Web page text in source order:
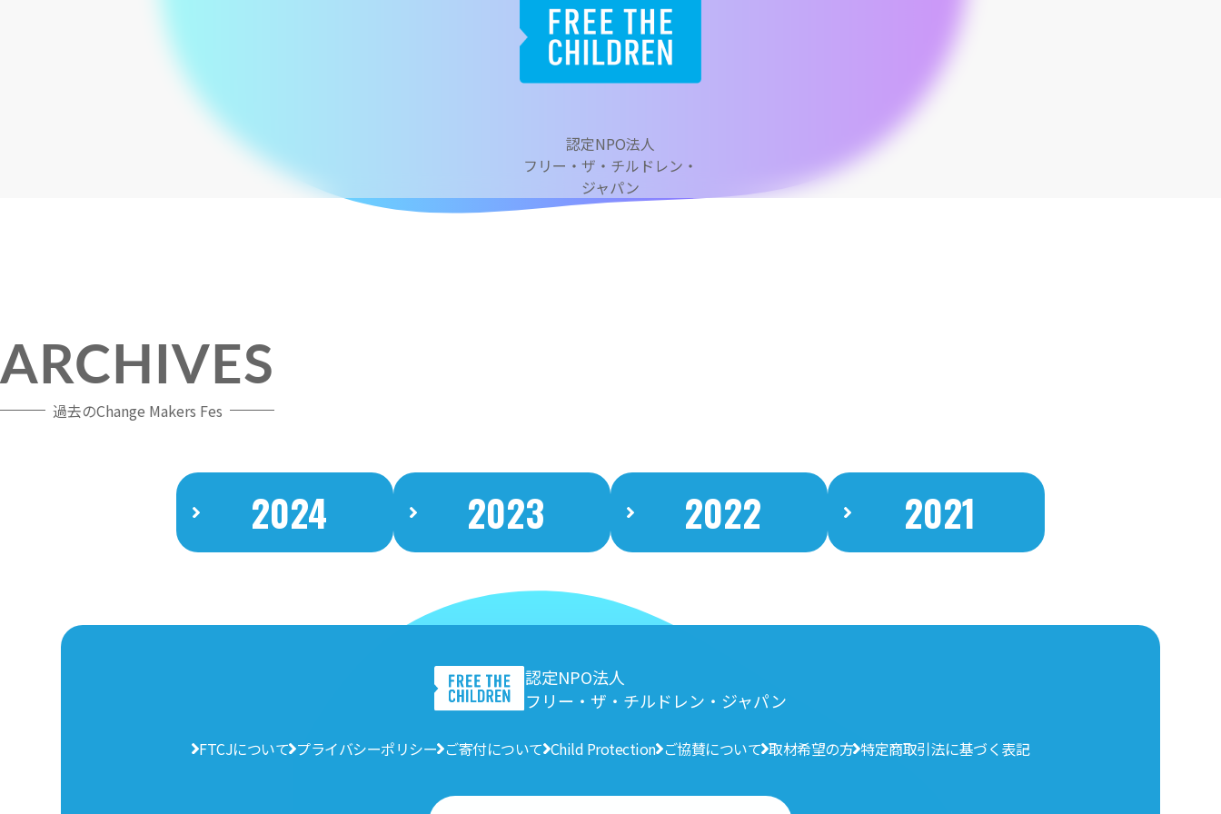
認定NPO法人
フリー・ザ・チルドレン・
ジャパン
ARCHIVES
過去のChange Makers Fes
2024 2023 2022 2021
認定NPO法人
フリー・ザ・チルドレン・ジャパン
FTCJについて プライバシーポリシー ご寄付について Child Protection ご協賛について 取材希望の方 特定商取引法に基づく表記